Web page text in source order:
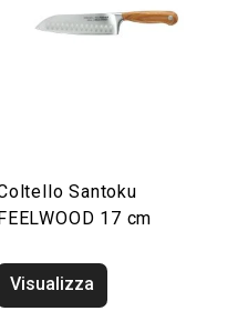
Santoku
17 cm
Visualizza